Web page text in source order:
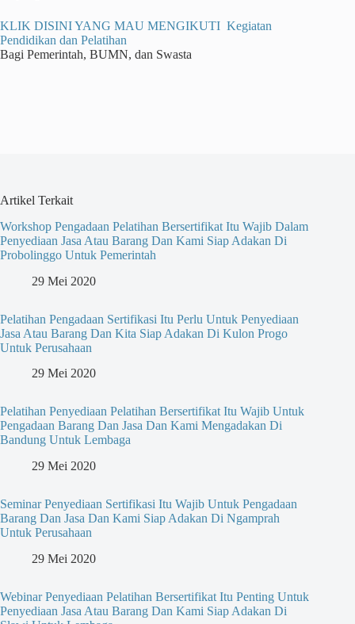
KLIK DISINI YANG MAU MENGIKUTI Kegiatan
Pendidikan dan Pelatihan
Bagi Pemerintah, BUMN, dan Swasta
Artikel Terkait
Workshop Pengadaan Pelatihan Bersertifikat Itu Wajib Dalam
Penyediaan Jasa Atau Barang Dan Kami Siap Adakan Di
Probolinggo Untuk Pemerintah
29 Mei 2020
Pelatihan Pengadaan Sertifikasi Itu Perlu Untuk Penyediaan
Jasa Atau Barang Dan Kita Siap Adakan Di Kulon Progo
Untuk Perusahaan
29 Mei 2020
Pelatihan Penyediaan Pelatihan Bersertifikat Itu Wajib Untuk
Pengadaan Barang Dan Jasa Dan Kami Mengadakan Di
Bandung Untuk Lembaga
29 Mei 2020
Seminar Penyediaan Sertifikasi Itu Wajib Untuk Pengadaan
Barang Dan Jasa Dan Kami Siap Adakan Di Ngamprah
Untuk Perusahaan
29 Mei 2020
Webinar Penyediaan Pelatihan Bersertifikat Itu Penting Untuk
Penyediaan Jasa Atau Barang Dan Kami Siap Adakan Di